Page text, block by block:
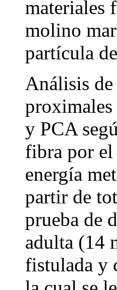
materiales
molino
partícula
Análisis
y PCA
fibra por el
energía
partir de
prueba de
adulta (14
fistulada y